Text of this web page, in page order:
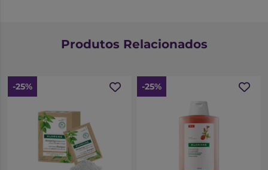
Produtos Relacionados
-25% -25%